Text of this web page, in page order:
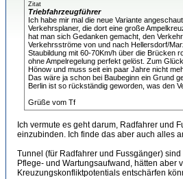
Zitat
Triebfahrzeugführer
Ich habe mir mal die neue Variante
Verkehrsplaner, die dort eine große
hat man sich Gedanken gemacht, den
Verkehrsströme von und nach Hellersdorf/
Staubildung mit 60-70Km/h über die Brücken
ohne Ampelregelung perfekt gelöst. Zum
Hönow und muss seit ein paar Jahre nicht
Das wäre ja schon bei Baubeginn ein Grund
Berlin ist so rückständig geworden, was den
Grüße vom Tf
Ich vermute es geht darum, Radfahrer und
einzubinden. Ich finde das aber auch alles
Tunnel (für Radfahrer und Fussgänger)
Pflege- und Wartungsaufwand, hätten aber
Kreuzungskonfliktpotentials entschärfen